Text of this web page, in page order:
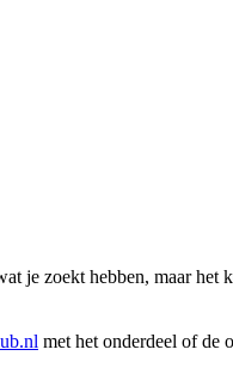
je zoekt hebben, maar het
met het onderdeel of de